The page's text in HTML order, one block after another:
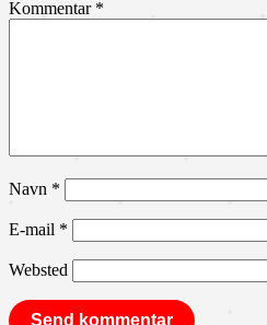
Kommentar *
Navn *
E-mail *
Websted